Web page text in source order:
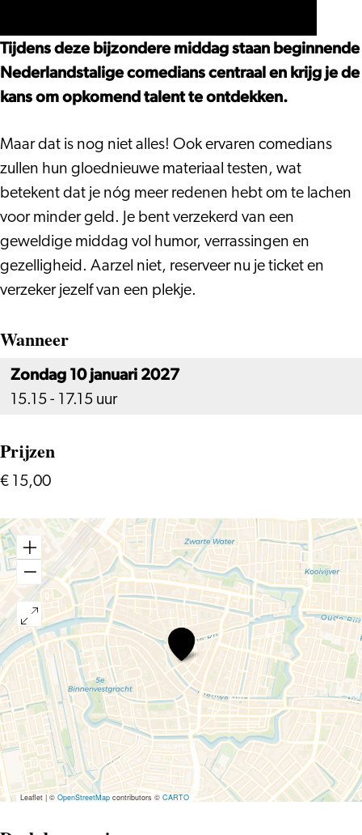
Afternoon
Comedy
Sunday
Afternoon
-
Comedy
Sunday
Tijdens deze bijzondere middag staan beginnende
Nederlandstalige comedians centraal en krijg je de
kans om opkomend talent te ontdekken.
Maar dat is nog niet alles! Ook ervaren comedians
zullen hun gloednieuwe materiaal testen, wat
betekent dat je nóg meer redenen hebt om te lachen
voor minder geld. Je bent verzekerd van een
geweldige middag vol humor, verrassingen en
gezelligheid. Aarzel niet, reserveer nu je ticket en
verzeker jezelf van een plekje.
Wanneer
Zondag 10 januari 2027
15.15 - 17.15 uur
Prijzen
€ 15,00
Open
Mic
-
Comedy
Sunday
Afternoon
Leaflet|©OpenStreetMapcontributors © CARTO